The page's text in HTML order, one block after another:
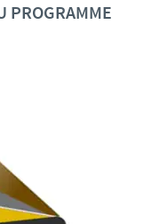
PROGRAMME